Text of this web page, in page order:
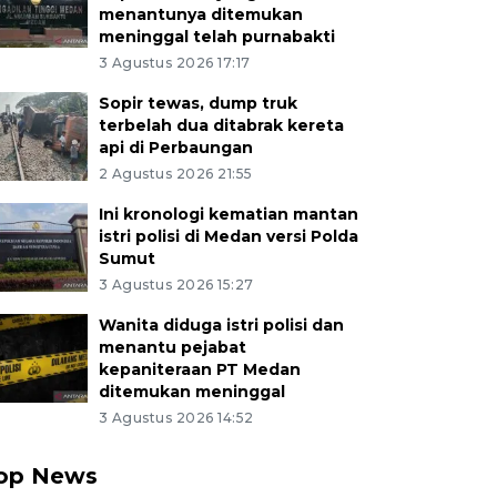
menantunya ditemukan
meninggal telah purnabakti
3 Agustus 2026 17:17
Sopir tewas, dump truk
terbelah dua ditabrak kereta
api di Perbaungan
2 Agustus 2026 21:55
Ini kronologi kematian mantan
istri polisi di Medan versi Polda
Sumut
3 Agustus 2026 15:27
Wanita diduga istri polisi dan
menantu pejabat
kepaniteraan PT Medan
ditemukan meninggal
3 Agustus 2026 14:52
News